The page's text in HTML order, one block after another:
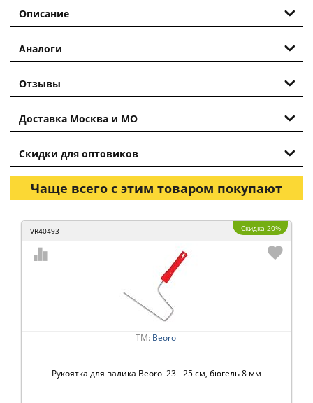
Описание
Аналоги
Отзывы
Доставка Москва и МО
Скидки для оптовиков
Чаще всего с этим товаром покупают
VR40493 Скидка 20%
ТМ: Beorol
Рукоятка для валика Beorol 23 - 25 см, бюгель 8 мм